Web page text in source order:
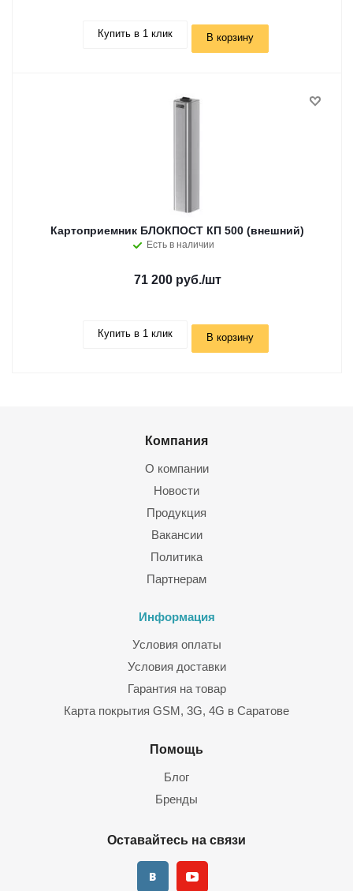
Купить в 1 клик В корзину
Картоприемник БЛОКПОСТ КП 500 (внешний)
Есть в наличии
71 200 руб./шт
Купить в 1 клик В корзину
Компания
О компании
Новости
Продукция
Вакансии
Политика
Партнерам
Информация
Условия оплаты
Условия доставки
Гарантия на товар
Карта покрытия GSM, 3G, 4G в Саратове
Помощь
Блог
Бренды
Оставайтесь на связи